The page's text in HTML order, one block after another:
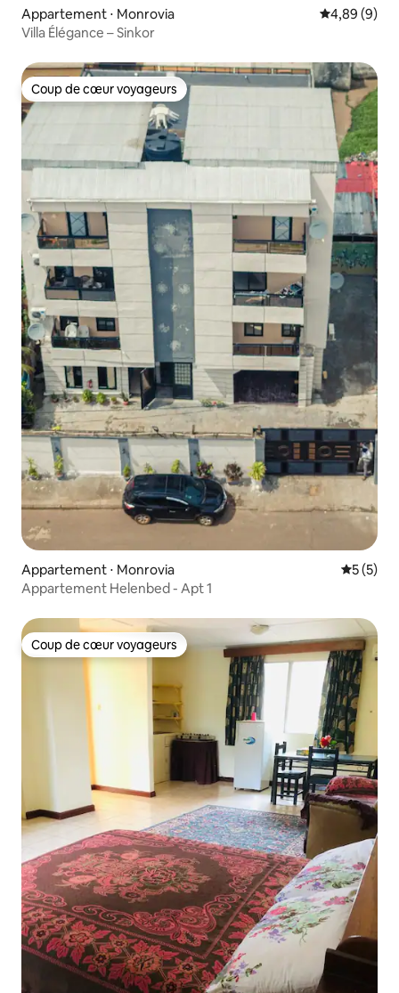
Appartement ⋅ Monrovia Évaluation
4,89 (9)
Villa Élégance – Sinkor
Coup de cœur voyageurs
Coup de cœur voyageurs
Appartement ⋅ Monrovia
5 (5)
Appartement Helenbed - Apt 1
Coup de cœur voyageurs
Coup de cœur voyageurs